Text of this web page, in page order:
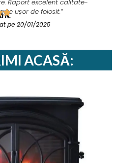
Raport excelent calitate-
ușor de folosit.”
N.
pe 20/01/2025
ACASĂ: